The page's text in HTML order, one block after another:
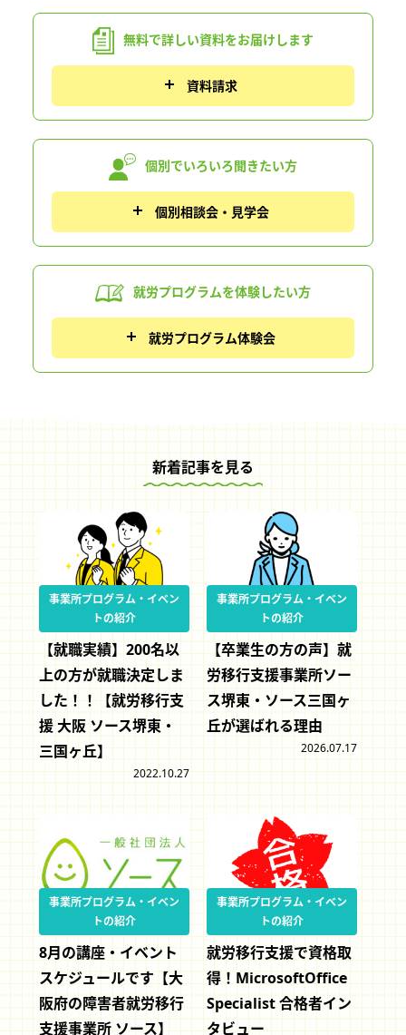
無料で詳しい資料をお届けします
資料請求
個別でいろいろ聞きたい方
個別相談会・見学会
就労プログラムを体験したい方
就労プログラム体験会
新着記事を見る
事業所プログラム・イベン
トの紹介
【就職実績】200名以
上の方が就職決定しま
した！！【就労移行支
援 大阪 ソース堺東・
三国ヶ丘】
2022.10.27
事業所プログラム・イベン
トの紹介
【卒業生の方の声】就
労移行支援事業所ソー
ス堺東・ソース三国ヶ
丘が選ばれる理由
2026.07.17
事業所プログラム・イベン
トの紹介
8月の講座・イベント
スケジュールです【大
阪府の障害者就労移行
支援事業所 ソース】
事業所プログラム・イベン
トの紹介
就労移行支援で資格取
得！MicrosoftOffice
Specialist 合格者イン
タビュー